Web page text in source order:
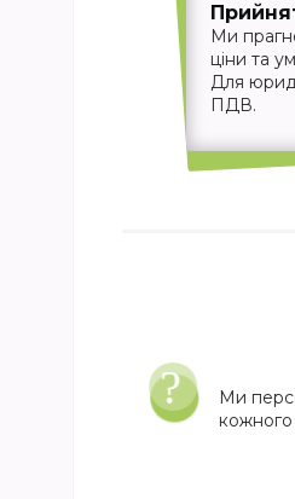
Ми
ціни та
Для
ПДВ.
Ми
кожного